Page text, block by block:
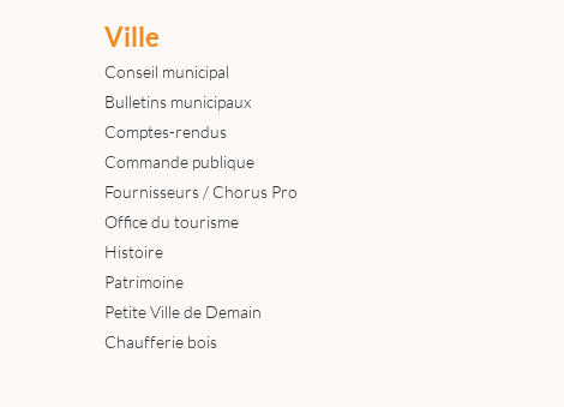
Ville
Conseil municipal
Bulletins municipaux
Comptes-rendus
Commande publique
Fournisseurs / Chorus Pro
Office du tourisme
Histoire
Patrimoine
Petite Ville de Demain
Chaufferie bois